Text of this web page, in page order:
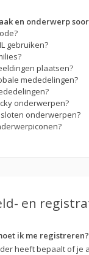
en onderwerp
gebruiken?
plaatsen?
mededelingen?
onderwerpen?
onderwerpen?
en
ik me registreren?
heeft bepaalt of je